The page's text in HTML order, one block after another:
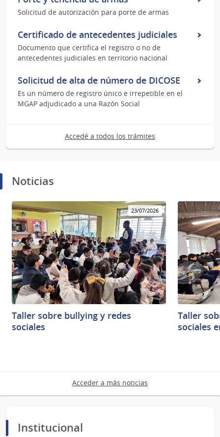
Solicitud de autorización para porte de armas
Certificado de antecedentes judiciales
Documento que certifica el registro o no de
antecedentes judiciales en territorio nacional
Solicitud de alta de número de DICOSE
Es un número de registro único e irrepetible en el
MGAP adjudicado a una Razón Social
Accedé a todos los trámites
Noticias
23/07/2026
Taller sobre bullying y redes
sociales
Taller
sociales
Acceder a más noticias
Institucional